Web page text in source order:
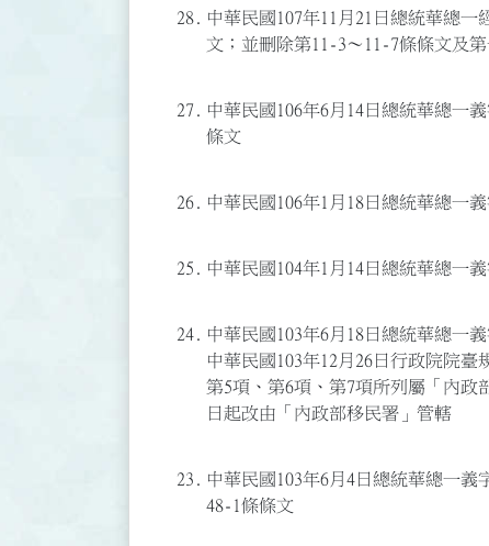
28.
中華民國107年11月21日總統華總一
文；並刪除第11-3～11-7條條文及
27.
中華民國106年6月14日總統華總一
條文
26. 中華民國106年1月18日總統華總一
25. 中華民國104年1月14日總統華總一
24.
中華民國103年6月18日總統華總一
中華民國103年12月26日行政院院臺
第5項、第6項、第7項所列屬「內政
日起改由「內政部移民署」管轄
23.
中華民國103年6月4日總統華總一義
48-1條條文